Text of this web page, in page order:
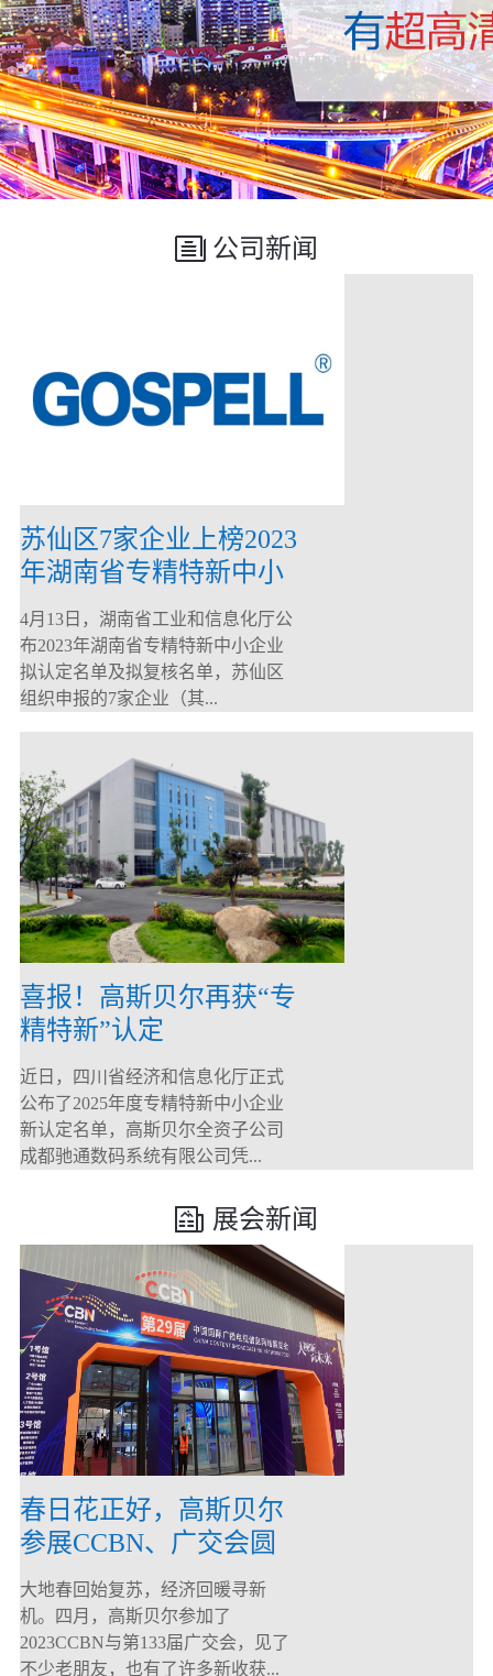
公司新闻
苏仙区7家企业上榜2023
年湖南省专精特新中小
企业
4月13日，湖南省工业和信息化厅公
布2023年湖南省专精特新中小企业
拟认定名单及拟复核名单，苏仙区
组织申报的7家企业（其...
喜报！高斯贝尔再获“专
精特新”认定
近日，四川省经济和信息化厅正式
公布了2025年度专精特新中小企业
新认定名单，高斯贝尔全资子公司
成都驰通数码系统有限公司凭...
展会新闻
春日花正好，高斯贝尔
参展CCBN、广交会圆
满落幕！
大地春回始复苏，经济回暖寻新
机。四月，高斯贝尔参加了
2023CCBN与第133届广交会，见了
不少老朋友，也有了许多新收获...